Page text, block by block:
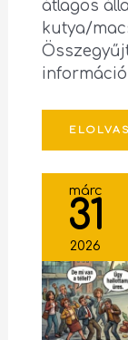
átlagos
kutya/
márc
31
2026